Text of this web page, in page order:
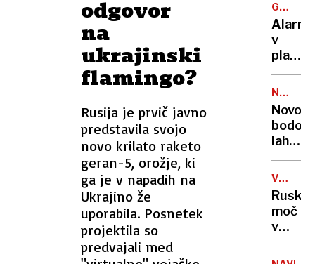
odgovor
na
ukrajinski
flamingo?
Rusija je prvič javno
predstavila svojo
novo krilato raketo
geran-5, orožje, ki
ga je v napadih na
Ukrajino že
uporabila. Posnetek
projektila so
predvajali med
danes
živi
več
in ja,
tudi
nekaj
GORSKI
Alarm
v
kočah:
»Če
bo
šlo
tako
naprej,
bo
vode
bodo
lahko
že v
VOJNA
V
Ruska
moč
v
Tihem